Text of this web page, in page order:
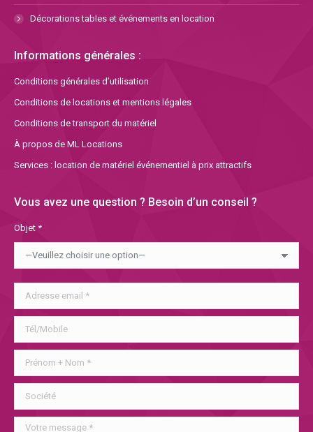
Décorations tables et événements en location
Informations générales :
Conditions générales d’utilisation
Conditions de locations et mentions légales
Conditions de transport du matériel
À propos de ML Locations
Services : location de matériel événementiel à prix attractifs
Vous avez une question ? Besoin d’un conseil ?
Objet *